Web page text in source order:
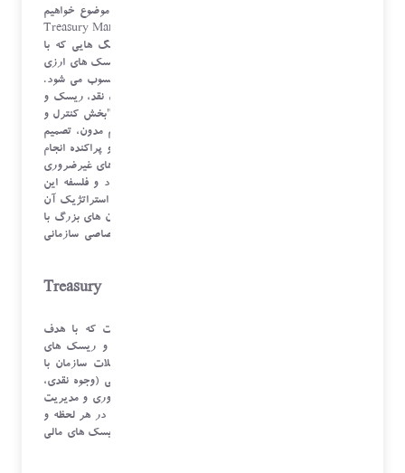
ما در این مقاله به صورت گام به گام به بررسی این موضوع خواهیم
پرداخت که نرم افزار خزانه داری (Treasury Management Software
- TMS) چیست و چرا در سازمان های بزرگ و هلدینگ هایی که با
پیچیدگی های نقدینگی، بدهی ها، سرمایه گذاری ها و ریسک های ارزی
دست و پنجه نرم می کنند، یک ضرورت استراتژیک محسوب می شود.
واحد خزانه داری در یک سازمان، مسئولیت مدیریت پول نقد، ریسک و
تأمین مالی را بر عهده دارد؛ نقشی که می توان آن را به "بخش کنترل و
مدیریت جریان خون مالی" تشبیه کرد. بدون یک سیستم مدون، تصمیم
گیری های خزانه داری اغلب بر اساس داده های قدیمی و پراکنده انجام
می شود که منجر به هدررفت سرمایه، مواجهه با ریسک های غیرضروری
و کاهش بهره وری می شود. ابتدا با زبانی ساده عملکرد و فلسفه این
ابزارها را شرح می دهیم، سپس به تحلیل فنی و مزایای استراتژیک آن
ها می پردازیم و در نهایت نشان می دهیم که چرا سازمان های بزرگ با
عملیات بین المللی پیچیده، باید به سمت نرم افزار اختصاصی سازمانی
نرم افزار خزانه داری (Treasury Management
نرم افزار خزانه داری پلتفرمی متمرکز و یکپارچه است که با هدف
خودکارسازی، ساده سازی و بهبود مدیریت منابع مالی و ریسک های
مالی سازمان طراحی شده است. این سیستم، تمام تعاملات سازمان با
منابع مالی خارجی (بانک ها، بازار سرمایه) و منابع داخلی (وجوه نقدی،
حساب های دریافتنی و پرداختنی) را در یک مکان جمع آوری و مدیریت
می کند. هدف اصلی این نرم افزار، تضمین نقدینگی کافی در هر لحظه و
در عین حال بهینه سازی بازده از وجوه مازاد و کاهش ریسک های مالی